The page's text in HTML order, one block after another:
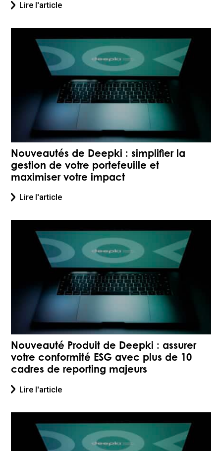
Lire l'article
Nouveautés de Deepki : simplifier la
gestion de votre portefeuille et
maximiser votre impact
Lire l'article
Nouveauté Produit de Deepki : assurer
votre conformité ESG avec plus de 10
cadres de reporting majeurs
Lire l'article